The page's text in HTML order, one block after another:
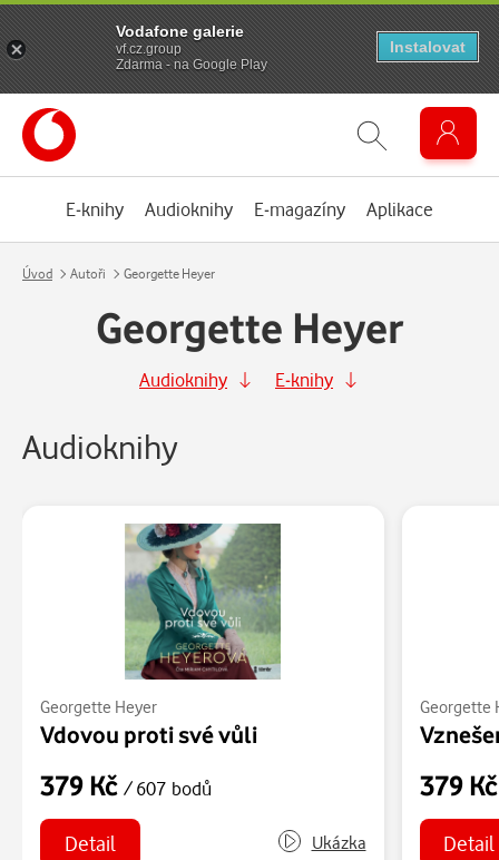
E-knihy Audioknihy E-magazíny Aplikace
Úvod Autoři Georgette Heyer
Georgette Heyer
Audioknihy E-knihy
Audioknihy
Georgette Heyer
Vdovou proti své vůli
379 Kč / 607 bodů
Detail Ukázka
Georgette
379
Detail
Vodafone galerie
vf.cz.group
Zdarma - na Google Play
Instalovat